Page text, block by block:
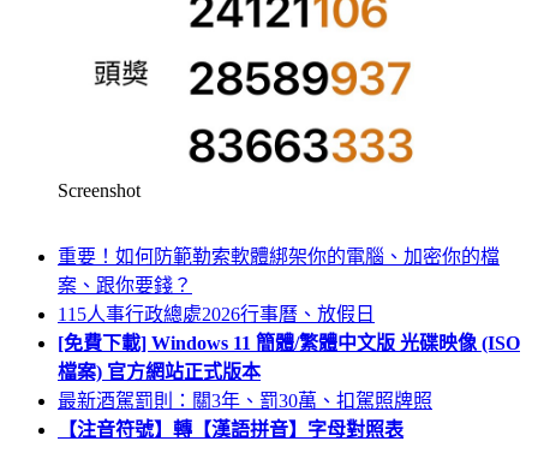
Screenshot
重要！如何防範勒索軟體綁架你的電腦、加密你的檔
案、跟你要錢？
115人事行政總處2026行事曆、放假日
[免費下載] Windows 11 簡體/繁體中文版 光碟映像 (ISO
檔案) 官方網站正式版本
最新酒駕罰則：關3年、罰30萬、扣駕照牌照
【注音符號】轉【漢語拼音】字母對照表